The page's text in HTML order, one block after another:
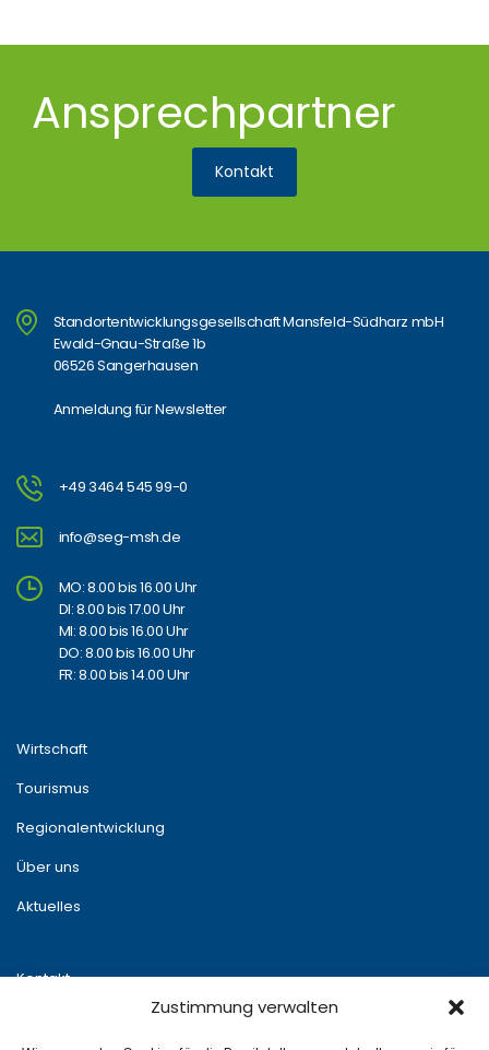
Zustimmung verwalten
Ansprechpartner
Kontakt
Standortentwicklungsgesellschaft Mansfeld-Südharz mbH
Ewald-Gnau-Straße 1b
06526 Sangerhausen
Anmeldung für Newsletter
+49 3464 545 99-0
info@seg-msh.de
MO: 8.00 bis 16.00 Uhr
DI: 8.00 bis 17.00 Uhr
MI: 8.00 bis 16.00 Uhr
DO: 8.00 bis 16.00 Uhr
FR: 8.00 bis 14.00 Uhr
Wirtschaft
Tourismus
Regionalentwicklung
Über uns
Aktuelles
Kontakt